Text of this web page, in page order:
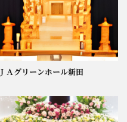
ＪＡグリーンホール新田